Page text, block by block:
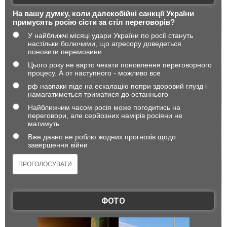
На вашу думку, коли далекобійні санкції України
примусять росію сісти за стіл переговорів?
У найближчі місяці удари України по росії стануть
настільки болючими, що агресору доведеться
поновити перемовини
Цього року не варто чекати поновлення переговорного
процесу. А от наступного - можливо все
рф навпаки піде на ескалацію попри здоровий глузд і
намагатиметься триматися до останнього
Найближчим часом росія може погодитись на
переговори, але серйозних намірів росіяни не
матимуть
Вже давно не роблю жодних прогнозів щодо
завершення війни
ФОТО